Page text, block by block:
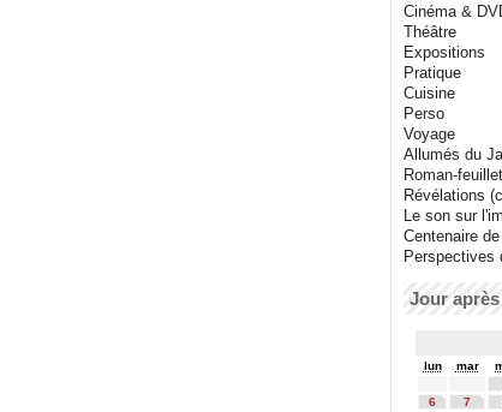
Cinéma &
Théâtre
Expositions
Pratique
Cuisine
Perso
Voyage
Allumés du
Roman-
Révélations
Le son sur
Centenaire
Perspectives
Jour
lun
mar
6
7